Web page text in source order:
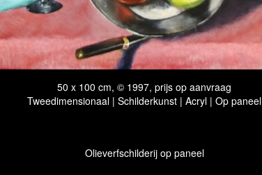
50 x 100 cm, © 1997, prijs op aanvraag
Tweedimensionaal | Schilderkunst | Acryl | Op paneel
Olieverfschilderij op paneel